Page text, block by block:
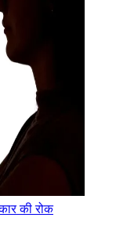
की रोक